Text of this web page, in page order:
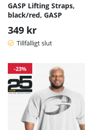
GASP Lifting Straps,
black/red, GASP
349 kr
Tillfälligt slut
-23%